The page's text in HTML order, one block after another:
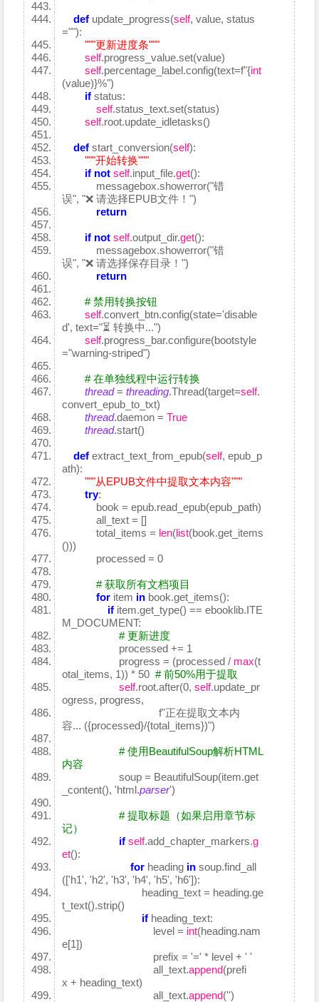
def update_progress(self, value, status
=""):
"""更新进度条"""
self.progress_value.set(value)
self.percentage_label.config(text=f"{int
(value)}%")
if status:
self.status_text.set(status)
self.root.update_idletasks()
def start_conversion(self):
"""开始转换"""
if not self.input_file.get():
messagebox.showerror("错
误", "❌ 请选择EPUB文件！")
return
if not self.output_dir.get():
messagebox.showerror("错
误", "❌ 请选择保存目录！")
return
# 禁用转换按钮
self.convert_btn.config(state='disable
d', text="⏳ 转换中...")
self.progress_bar.configure(bootstyle
="warning-striped")
# 在单独线程中运行转换
thread=threading.Thread(target=self.
convert_epub_to_txt)
thread.daemon =True
thread.start()
def extract_text_from_epub(self, epub_p
ath):
"""从EPUB文件中提取文本内容"""
try:
book = epub.read_epub(epub_path)
all_text = []
total_items = len(list(book.get_items
()))
processed = 0
# 获取所有文档项目
for item in book.get_items():
if item.get_type() == ebooklib.ITE
M_DOCUMENT:
# 更新进度
processed += 1
progress = (processed / max(t
otal_items, 1)) * 50# 前50%用于提取
self.root.after(0,self.update_pr
ogress, progress,
f"正在提取文本内
容... ({processed}/{total_items})")
# 使用BeautifulSoup解析HTML
内容
soup = BeautifulSoup(item.get
_content(), 'html.parser')
# 提取标题（如果启用章节标
记）
if self.add_chapter_markers.g
et():
for heading in soup.find_all
(['h1', 'h2', 'h3', 'h4', 'h5', 'h6']):
heading_text = heading.ge
t_text().strip()
if heading_text:
level = int(heading.nam
e[1])
prefix = '=' * level + ' '
all_text.append(prefi
x + heading_text)
all_text.append('')